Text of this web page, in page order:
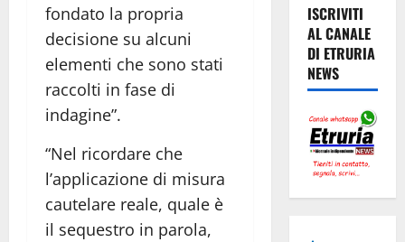
fondato la propria
decisione su alcuni
elementi che sono stati
raccolti in fase di
indagine”.
“Nel ricordare che
l’applicazione di misura
cautelare reale, quale è
il sequestro in parola,
ISCRIVITI
AL CANALE
DI ETRURIA
NEWS